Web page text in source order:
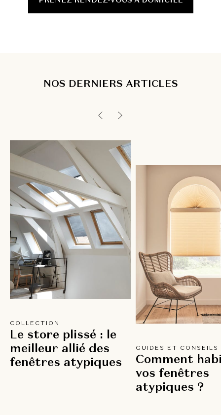
NOS DERNIERS ARTICLES
COLLECTION
Le store plissé : le
meilleur allié des
fenêtres atypiques
GUIDES ET CONSEILS
Comment
vos fenêtres
atypiques ?